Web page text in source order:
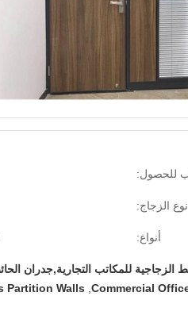
للحصول:
نوع الزجاج:
أنواع:
للمكاتب التجارية,جدران
Commercial
Partition Walls